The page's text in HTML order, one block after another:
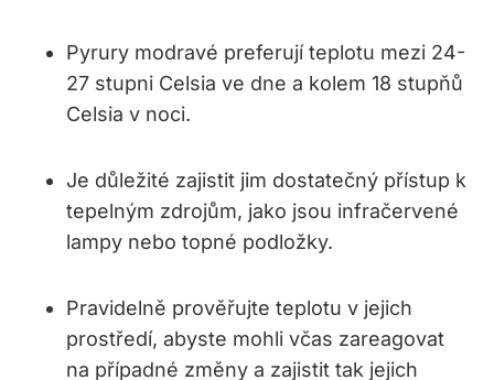
Pyrury modravé preferují teplotu mezi 24-
27 stupni Celsia ve dne a kolem 18 stupňů
Celsia v noci.
Je důležité ‌zajistit jim dostatečný přístup k
tepelným zdrojům, jako ‍jsou infračervené​
lampy nebo ⁤topné podložky.
Pravidelně prověřujte teplotu v jejich
prostředí, abyste mohli včas zareagovat
na případné změny a zajistit tak jejich